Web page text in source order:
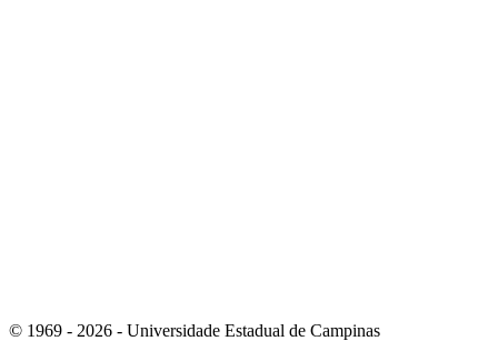
© 1969 - 2026 - Universidade Estadual de Campinas